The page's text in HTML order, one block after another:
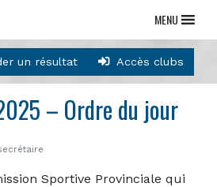
un résultat Accès clubs
MENU
– Ordre du jour
Sportive Provinciale qui